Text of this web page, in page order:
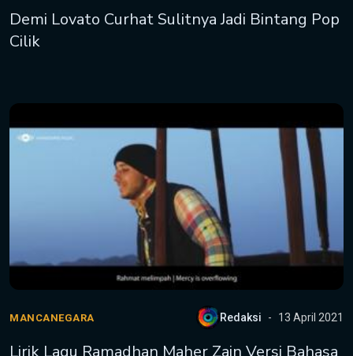
Demi Lovato Curhat Sulitnya Jadi Bintang Pop
Cilik
MANCANEGARA Redaksi 13 April 2021